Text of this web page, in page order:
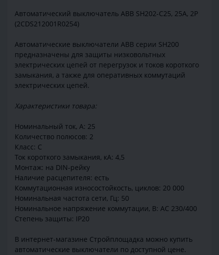
Автоматический выключатель ABB SH202-C25, 25A, 2P
(2CDS212001R0254)
Автоматические выключатели ABB серии SH200
предназначены для защиты низковольтных
электрических цепей от перегрузок и токов короткого
замыкания, а также для оперативных коммутаций
электрических цепей.
Характеристики товара:
Номинальный ток, А: 25
Количество полюсов: 2
Класс: C
Ток короткого замыкания, кА: 4,5
Монтаж: на DIN-рейку
Наличие расцепителя: есть
Коммутационная износостойкость, циклов: 20 000
Номинальная частота сети, Гц: 50
Номинальное напряжение коммутации, В: AC 230/400
Степень защиты: IP20
В интернет-магазине Стройплощадка можно купить
автоматические выключатели по доступной цене.